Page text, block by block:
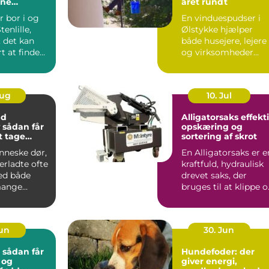
bor i og
det kan
at finde
En vinduespudser i
Ølstykke hjælper
både husejere, lejere
og virksomheder
tage
dør,
ofte
både
10. Jul
Alligatorsaks effektiv
opskæring og
sortering af skrot
En Alligatorsaks er
kraftfuld, hydraulisk
drevet saks, der
bruges til at klippe
får
30. Jun
Hundefoder: der
giver energi,